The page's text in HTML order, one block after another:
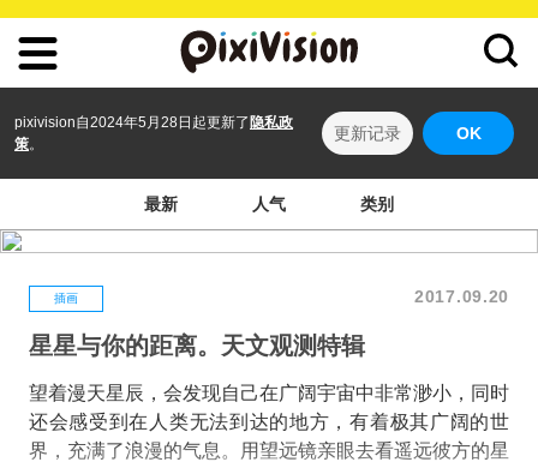
pixivision自2024年5月28日起更新了 隐私政
策。
更新记录 OK
最新 人气 类别
插画 2017.09.20
星星与你的距离。天文观测特辑
望着漫天星辰，会发现自己在广阔宇宙中非常渺小，同时
还会感受到在人类无法到达的地方，有着极其广阔的世
界，充满了浪漫的气息。用望远镜亲眼去看遥远彼方的星